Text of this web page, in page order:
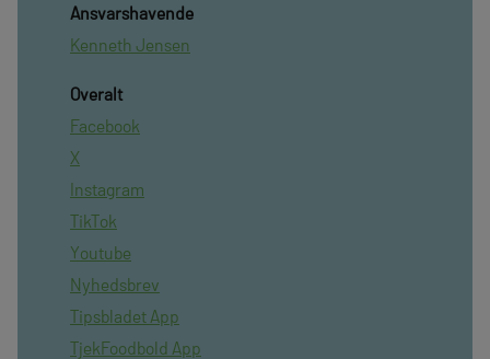
Ansvarshavende
Kenneth Jensen
Overalt
Facebook
X
Instagram
TikTok
Youtube
Nyhedsbrev
Tipsbladet App
TjekFoodbold App